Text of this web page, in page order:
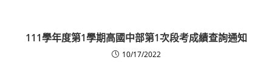
111學年度第1學期高國中部第1次段考成績查詢通知
10/17/2022